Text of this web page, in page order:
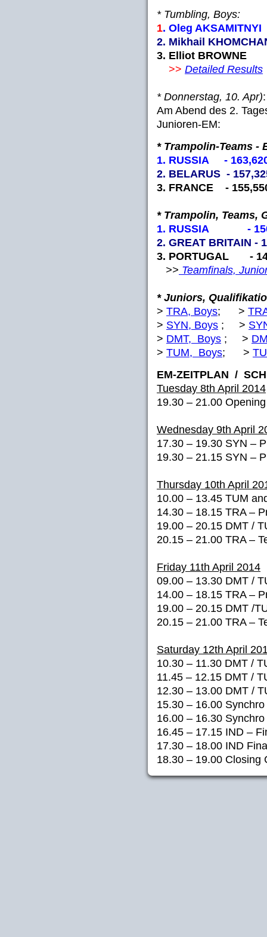
* Tumbling, Boys:
1. Oleg
2. Mikhail
3. Elliot BROWNE
>> Detailed Results
* Donnerstag, 10. Apr):
Am Abend des 2.
Junioren-EM:
* Trampolin-Teams -
1. RUSSIA -
2. BELARUS -
3. FRANCE -
* Trampolin, Teams,
1. RUSSIA -
2. GREAT BRITAIN -
3. PORTUGAL -
>> Teamfinals,
* Juniors,
> TRA, Boys; >
> SYN, Boys ; >
> DMT, Boys ; >
> TUM, Boys; >
EM-ZEITPLAN /
Tuesday 8th April 2014
19.30 – 21.00
Wednesday 9th April
17.30 – 19.30 SYN –
19.30 – 21.15 SYN –
Thursday 10th April
10.00 – 13.45 TUM
14.30 – 18.15 TRA –
19.00 – 20.15 DMT /
20.15 – 21.00 TRA –
Friday 11th April 2014
09.00 – 13.30 DMT /
14.00 – 18.15 TRA –
19.00 – 20.15 DMT /
20.15 – 21.00 TRA –
Saturday 12th April
10.30 – 11.30 DMT /
11.45 – 12.15 DMT /
12.30 – 13.00 DMT /
15.30 – 16.00
16.00 – 16.30
16.45 – 17.15 IND –
17.30 – 18.00 IND
18.30 – 19.00 Closing